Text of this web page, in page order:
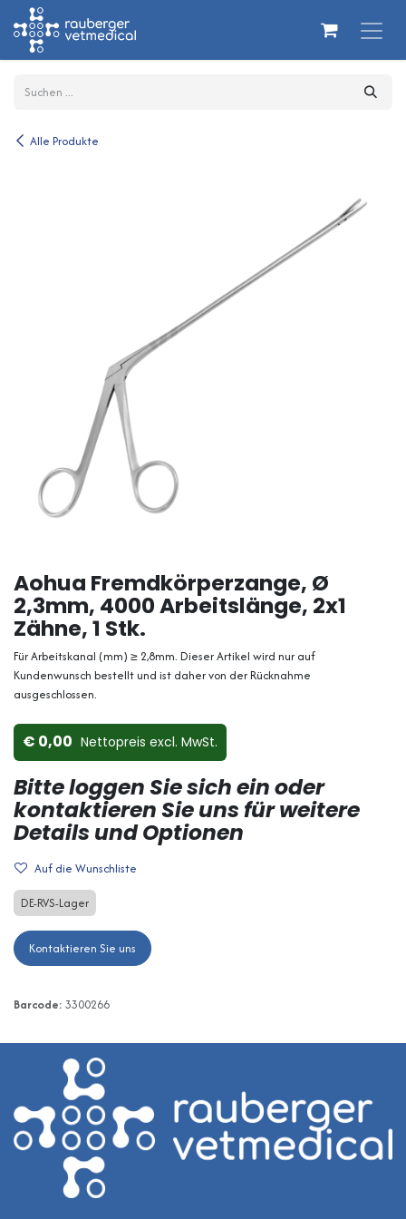
Zum Inhalt springen
Alle Produkte
Aohua Fremdkörperzange, Ø
2,3mm, 4000 Arbeitslänge, 2x1
Zähne, 1 Stk.
Für Arbeitskanal (mm) ≥ 2,8mm. Dieser Artikel wird nur auf
Kundenwunsch bestellt und ist daher von der Rücknahme
ausgeschlossen.
0,00 Nettopreis ex​cl. MwSt.
Bitte loggen Sie sich ein oder
kontaktieren Sie uns für weitere
Details und Optionen
Auf die Wunschliste
DE-RVS-Lager
Kontaktieren Sie uns
Barcode: 3300266